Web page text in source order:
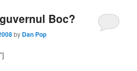
Boc?
by Dan Pop